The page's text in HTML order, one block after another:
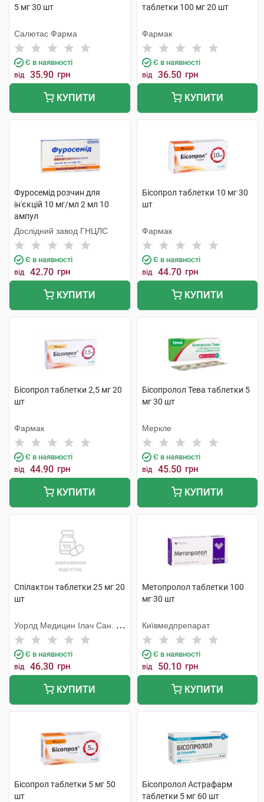
5 мг 30 шт
Салютас Фарма
Є в наявності
від 35.90 грн
КУПИТИ
таблетки 100 мг 20 шт
Фармак
Є в наявності
від 36.50 грн
КУПИТИ
Фуросемід розчин для
ін'єкцій 10 мг/мл 2 мл 10
ампул
Дослідний завод ГНЦЛС
Є в наявності
від 42.70 грн
КУПИТИ
Бісопрол таблетки 10 мг 30
шт
Фармак
Є в наявності
від 44.70 грн
КУПИТИ
Бісопрол таблетки 2,5 мг 20
шт
Фармак
Є в наявності
від 44.90 грн
КУПИТИ
Бісопролол Тева таблетки 5
мг 30 шт
Меркле
Є в наявності
від 45.50 грн
КУПИТИ
Спілактон таблетки 25 мг 20
шт
Уорлд Медицин Ілач Сан. Ве
Тідж
Є в наявності
від 46.30 грн
КУПИТИ
Метопролол таблетки 100
мг 30 шт
Київмедпрепарат
Є в наявності
від 50.10 грн
КУПИТИ
Бісопрол таблетки 5 мг 50
шт
Бісопролол Астрафарм
таблетки 5 мг 60 шт